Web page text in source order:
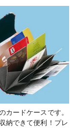
らせてくれる教室
余計に楽しくてハ
いたか
ーク
の他のハンドメイド
カードケースです。
納できて便利！プレ